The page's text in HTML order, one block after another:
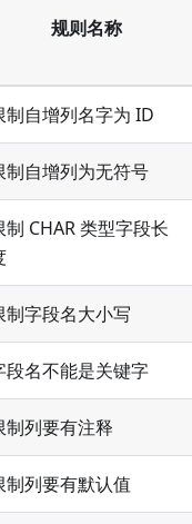
规则名称
制自增列名字为 ID
制自增列为无符号
制 CHAR 类型字段长
制字段名大小写
段名不能是关键字
制列要有注释
制列要有默认值